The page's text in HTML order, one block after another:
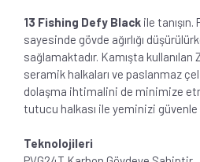
13 Fishing Defy Black ile
sayesinde gövde ağırlığı
sağlamaktadır. Kamışta
seramik halkaları ve paslanmaz
dolaşma ihtimalini de minimize
tutucu halkası ile yeminizi
Teknolojileri